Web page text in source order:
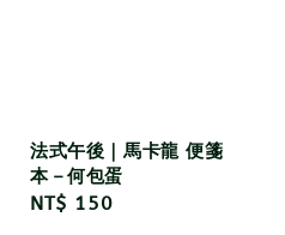
法式午後｜馬卡龍 便箋
本－何包蛋
Regular
NT$ 150